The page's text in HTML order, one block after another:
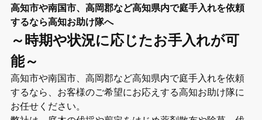
高知市や南国市、高岡郡など高知県内で庭手入れを依頼
するなら高知お助け隊へ
～時期や状況に応じたお手入れが可
能～
高知市や南国市、高岡郡など高知県内で庭手入れを依頼
するなら、お客様のご希望にお応えする高知お助け隊に
お任せください。